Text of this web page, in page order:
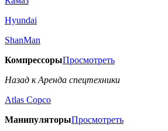
Hyundai
ShanMan
КомпрессорыПросмотреть
Назад к Аренда спецтехники
Аtlas Copco
МанипуляторыПросмотреть